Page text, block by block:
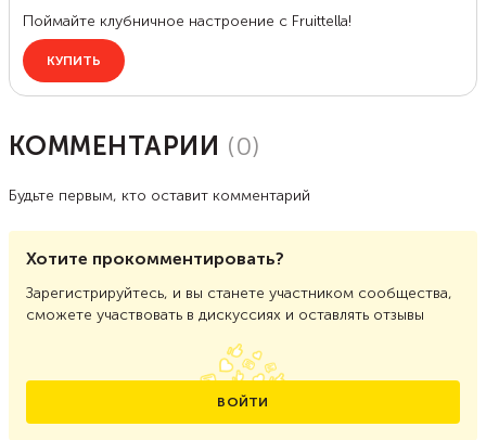
КОММЕНТАРИИ (0)
Будьте первым, кто оставит комментарий
Хотите прокомментировать?
Зарегистрируйтесь, и вы станете участником сообщества,
сможете участвовать в дискуссиях и оставлять отзывы
ВОЙТИ